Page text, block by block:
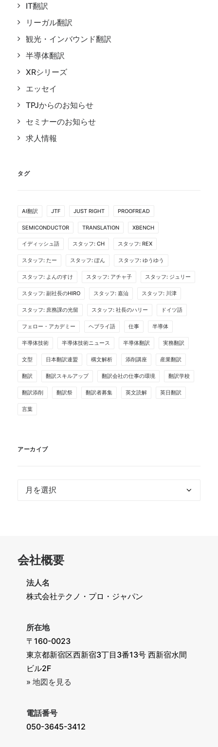
IT翻訳
リーガル翻訳
観光・インバウンド翻訳
半導体翻訳
XRシリーズ
エッセイ
TPJからのお知らせ
セミナーのお知らせ
求人情報
タグ
AI翻訳 JTF JUST RIGHT PROOFREAD
SEMICONDUCTOR TRANSLATION XBENCH
イディッシュ語 スタッフ: CH スタッフ: REX
スタッフ: たー スタッフ: ぽん スタッフ: ゆうゆう
スタッフ: よんのすけ スタッフ: アチャ子 スタッフ: ジュリー
スタッフ: 副社長のHIRO スタッフ: 嘉汕 スタッフ: 川津
スタッフ: 庶務課の光留 スタッフ: 社長のハリー ドイツ語
フェロー・アカデミー ヘブライ語 仕事 半導体
半導体技術 半導体技術ニュース 半導体翻訳 実務翻訳
文型 日本翻訳連盟 構文解析 添削講座 産業翻訳
翻訳 翻訳スキルアップ 翻訳会社の仕事の環境 翻訳学校
翻訳添削 翻訳祭 翻訳者募集 英文読解 英日翻訳
言葉
アーカイブ
会社概要
法人名
株式会社テクノ・プロ・ジャパン
所在地
〒160-0023
東京都新宿区西新宿3丁目3番13号 西新宿水間
ビル2F
» 地図を見る
電話番号
050-3645-3412